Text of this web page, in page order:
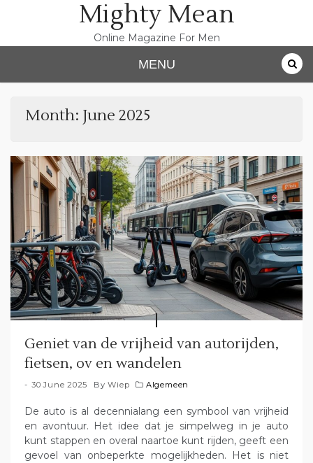
Mighty Mean
Online Magazine For Men
MENU
Month: June 2025
Geniet van de vrijheid van autorijden,
fietsen, ov en wandelen
30 June 2025 ByWiep Algemeen
De auto is al decennialang een symbool van vrijheid
en avontuur. Het idee dat je simpelweg in je auto
kunt stappen en overal naartoe kunt rijden, geeft een
gevoel van onbeperkte mogelijkheden. Het is niet